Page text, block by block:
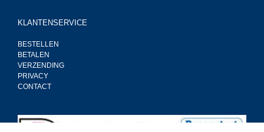
KLANTENSERVICE
BESTELLEN
BETALEN
VERZENDING
PRIVACY
CONTACT